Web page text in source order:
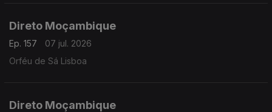
Direto Moçambique
Ep. 157
07 jul. 2026
Orféu de Sá Lisboa
Direto Moçambique